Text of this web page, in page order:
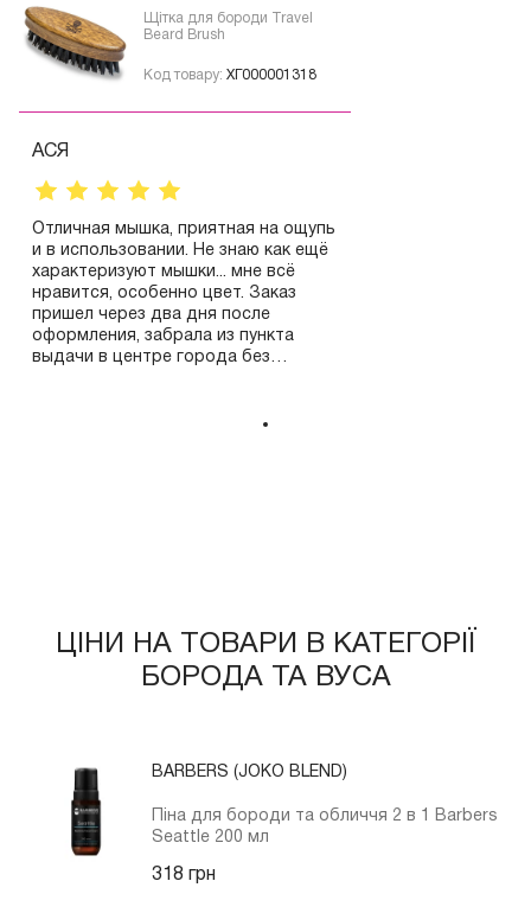
Щітка для бороди Travel
Beard Brush
Код товару: ХГ000001318
АСЯ
Отличная мышка, приятная на ощупь
и в использовании. Не знаю как ещё
характеризуют мышки... мне всё
нравится, особенно цвет. Заказ
пришел через два дня после
оформления, забрала из пункта
выдачи в центре города без
ЦІНИ НА ТОВАРИ В КАТЕГОРІЇ
БОРОДА ТА ВУСА
BARBERS (JOKO BLEND)
Піна для бороди та обличчя 2 в 1 Barbers
Seattle 200 мл
318 грн